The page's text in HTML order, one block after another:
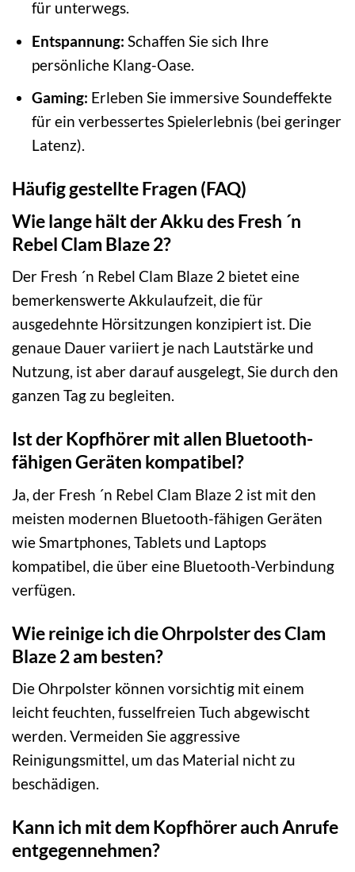
für unterwegs.
Entspannung: Schaffen Sie sich Ihre
persönliche Klang-Oase.
Gaming: Erleben Sie immersive Soundeffekte
für ein verbessertes Spielerlebnis (bei geringer
Latenz).
Häufig gestellte Fragen (FAQ)
Wie lange hält der Akku des Fresh ´n
Rebel Clam Blaze 2?
Der Fresh ´n Rebel Clam Blaze 2 bietet eine
bemerkenswerte Akkulaufzeit, die für
ausgedehnte Hörsitzungen konzipiert ist. Die
genaue Dauer variiert je nach Lautstärke und
Nutzung, ist aber darauf ausgelegt, Sie durch den
ganzen Tag zu begleiten.
Ist der Kopfhörer mit allen Bluetooth-
fähigen Geräten kompatibel?
Ja, der Fresh ´n Rebel Clam Blaze 2 ist mit den
meisten modernen Bluetooth-fähigen Geräten
wie Smartphones, Tablets und Laptops
kompatibel, die über eine Bluetooth-Verbindung
verfügen.
Wie reinige ich die Ohrpolster des Clam
Blaze 2 am besten?
Die Ohrpolster können vorsichtig mit einem
leicht feuchten, fusselfreien Tuch abgewischt
werden. Vermeiden Sie aggressive
Reinigungsmittel, um das Material nicht zu
beschädigen.
Kann ich mit dem Kopfhörer auch Anrufe
entgegennehmen?